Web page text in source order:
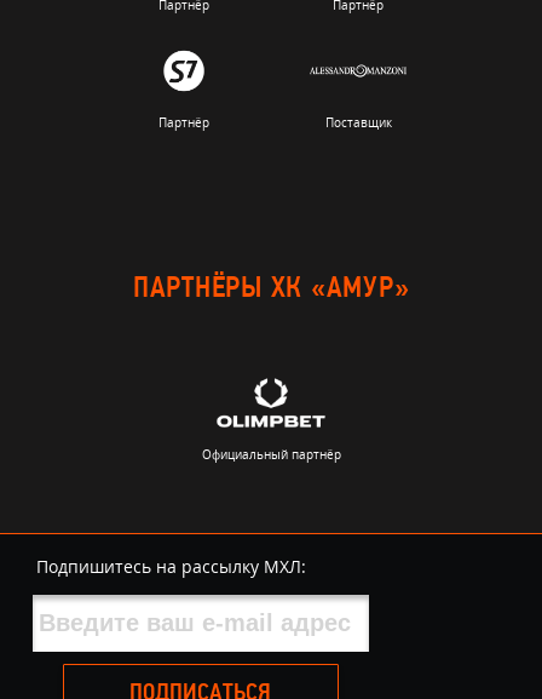
Партнёр Партнёр
Партнёр Поставщик
ПАРТНЁРЫ ХК «АМУР»
Официальный партнёр
Подпишитесь на рассылку МХЛ:
ПОДПИСАТЬСЯ